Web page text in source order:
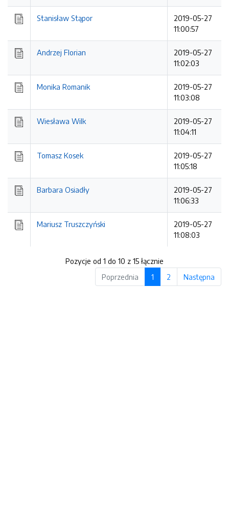
Stanisław Stąpor
2019-05-27
11:00:57
Andrzej Florian
2019-05-27
11:02:03
Monika Romanik
2019-05-27
11:03:08
Wiesława Wilk
2019-05-27
11:04:11
Tomasz Kosek
2019-05-27
11:05:18
Barbara Osiadły
2019-05-27
11:06:33
Mariusz Truszczyński
2019-05-27
11:08:03
Pozycje od 1 do 10 z 15 łącznie
Poprzednia
1 2 Następna